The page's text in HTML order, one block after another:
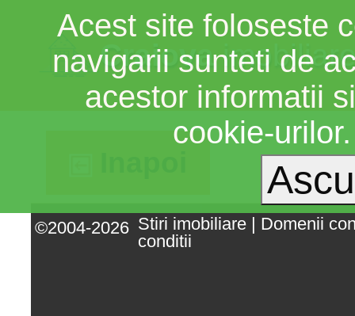
Craiova
©2004-2026 Stiri imobiliare
Domenii
conditii
Acest site foloseste
navigarii sunteti de
acestor informatii
cookie-